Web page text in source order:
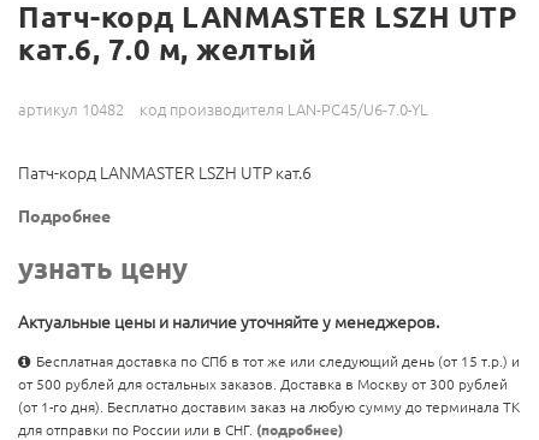
Патч-корд LANMASTER LSZH UTP
кат.6, 7.0 м, желтый
артикул 10482 код производителя LAN-PC45/U6-7.0-YL
Патч-корд LANMASTER LSZH UTP кат.6
Подробнее
узнать цену
Актуальные цены и наличие уточняйте у менеджеров.
Бесплатная доставка по СПб в тот же или следующий день (от 15 т.р.) и
от 500 рублей для остальных заказов. Доставка в Москву от 300 рублей
(от 1-го дня). Бесплатно доставим заказ на любую сумму до терминала ТК
для отправки по России или в СНГ. (подробнее)